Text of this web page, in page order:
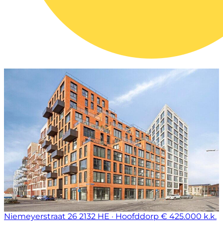
Niemeyerstraat 26 2132 HE · Hoofddorp € 425.000 k.k.